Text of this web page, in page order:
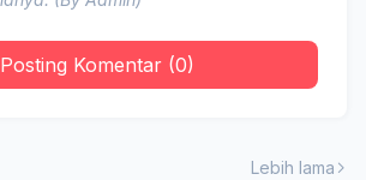
Posting Komentar (0)
Lebih lama